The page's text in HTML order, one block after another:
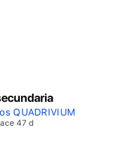
QUADRIVIUM
47 d